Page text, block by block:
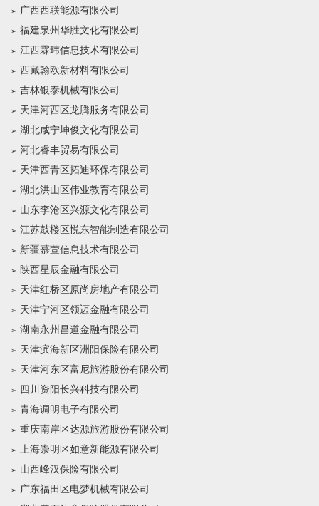
广西西联能源有限公司
福建泉州华胜文化有限公司
江西霖玮信息技术有限公司
西藏翰欧新材料有限公司
吉林银泰机械有限公司
天津河西区龙腾服务有限公司
湖北咸宁坤俊文化有限公司
河北睿丰贸易有限公司
天津西青区拓迪环保有限公司
湖北洪山区伟业教育有限公司
山东李沧区兴源文化有限公司
江苏鼓楼区悦东智能制造有限公司
新疆慕萱信息技术有限公司
陕西星辰金融有限公司
天津红桥区原尚房地产有限公司
天津宁河区领迈金融有限公司
湖南永州昌道金融有限公司
天津滨海新区洲阳保险有限公司
天津河东区富尼旅游股份有限公司
四川资阳长兴科技有限公司
青海调明电子有限公司
重庆南岸区达源旅游股份有限公司
上海崇明区如意新能源有限公司
山西峰汉保险有限公司
广东福田区电梦机械有限公司